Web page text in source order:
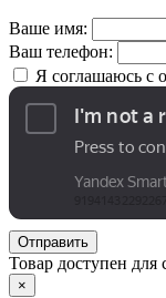
Ваше имя:
Ваш телефон:
Я соглашаюсь с
Отправить
Товар доступен
×